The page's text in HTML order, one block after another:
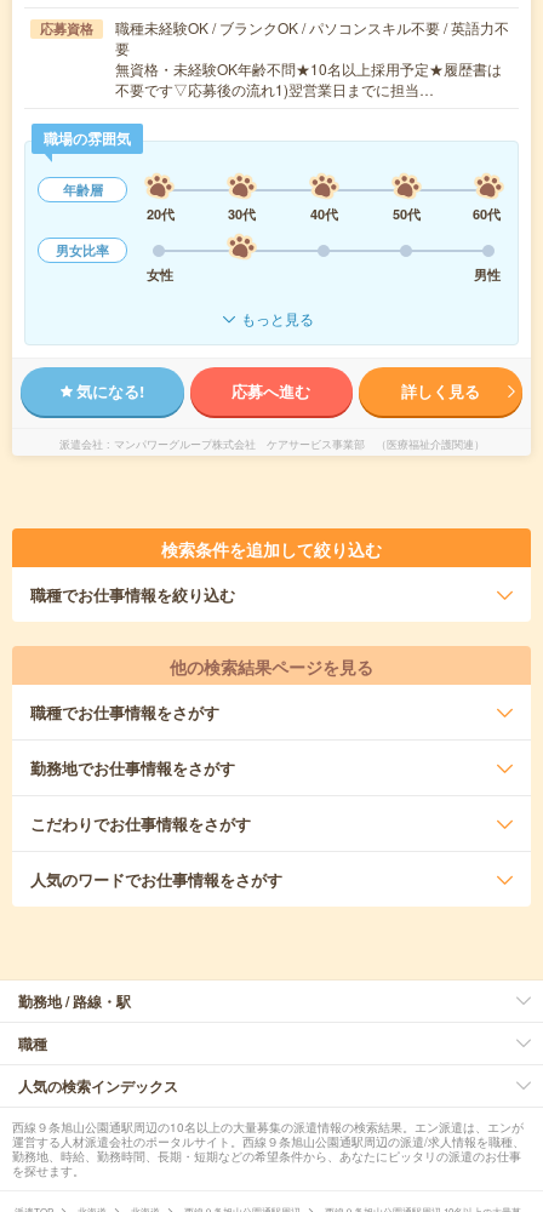
応募資格
職種未経験OK / ブランクOK / パソコンスキル不要 / 英語力不
要
無資格・未経験OK年齢不問★10名以上採用予定★履歴書は
不要です▽応募後の流れ1)翌営業日までに担当…
職場の雰囲気
年齢層
20代
30代 40代 50代
60代
男女比率
女性
男性
もっと見る
気になる! 応募へ進む 詳しく見る
派遣会社 マンパワーグループ株式会社 ケアサービス事業部 （医療福祉介護関連）
検索条件を追加して絞り込む
職種でお仕事情報を絞り込む
他の検索結果ページを見る
職種でお仕事情報をさがす
勤務地でお仕事情報をさがす
こだわりでお仕事情報をさがす
人気のワードでお仕事情報をさがす
勤務地 / 路線・駅
職種
人気の検索インデックス
西線９条旭山公園通駅周辺の10名以上の大量募集の派遣情報の検索結果。エン派遣は、エンが
運営する人材派遣会社のポータルサイト。西線９条旭山公園通駅周辺の派遣/求人情報を職種、
勤務地、時給、勤務時間、長期・短期などの希望条件から、あなたにピッタリの派遣のお仕事
を探せます。